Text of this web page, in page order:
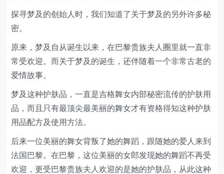
探寻梦及的创始人时，我们知道了关于梦及的另外许多秘
密。
原来，梦及自从诞生以来，在巴黎贵族夫人圈里就一直非
常受欢迎。而关于梦及的诞生，还伴随着一个非常古老的
爱情故事。
梦及这种护肤品，一直是吉格舞女内部秘密流传的护肤用
品，而且只有最顶尖最美丽的舞女才有资格得知这种护肤
用品配方及使用方法。
后来一位美丽的舞女背叛了她的舞蹈，跟随她的爱人来到
法国巴黎。在巴黎，这位美丽的女郎发现她的舞蹈不再受
欢迎，更受巴黎贵族夫人欢迎的是她的护肤品，从此这种